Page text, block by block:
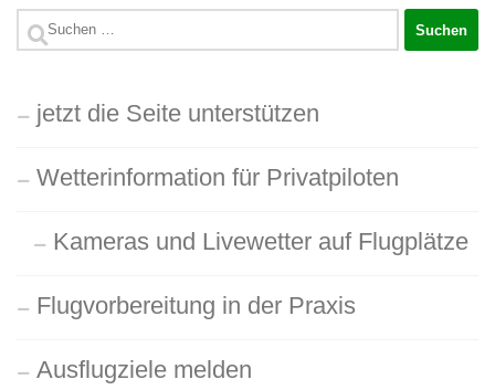
Suchen
jetzt die Seite unterstützen
Wetterinformation für Privatpiloten
Kameras und Livewetter auf Flugplätze
Flugvorbereitung in der Praxis
Ausflugziele melden